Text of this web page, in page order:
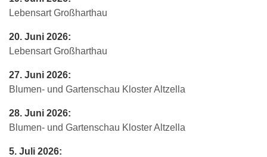
Lebensart Großharthau
20. Juni 2026:
Lebensart Großharthau
27. Juni 2026:
Blumen- und Gartenschau Kloster Altzella
28. Juni 2026:
Blumen- und Gartenschau Kloster Altzella
5. Juli 2026: